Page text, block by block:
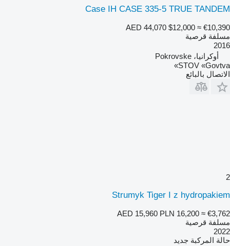
Case IH CASE 335-5 TRUE TANDEM
AED 44,070 $12,000 ≈ €10,390
مسلفة قرصية
2016
أوكرانيا، Pokrovske
STOV «Govtva»
الاتصال بالبائع
2
Strumyk Tiger I z hydropakiem
AED 15,960 PLN 16,200 ≈ €3,762
مسلفة قرصية
2022
حالة المركبة جديد